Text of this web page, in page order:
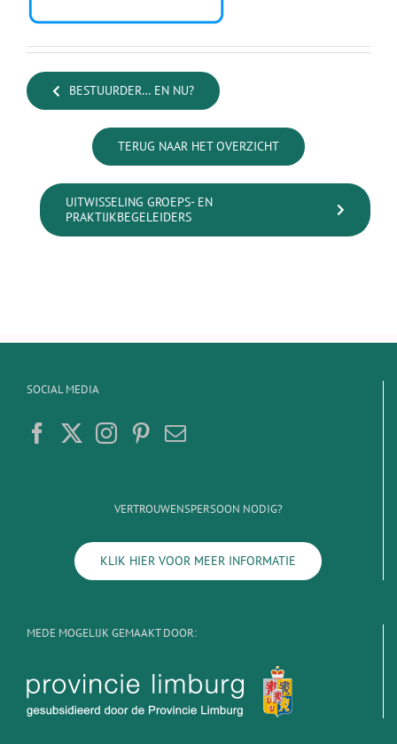
BESTUURDER… EN NU?
TERUG NAAR HET OVERZICHT
UITWISSELING GROEPS- EN
PRAKTIJKBEGELEIDERS
SOCIAL MEDIA
VERTROUWENSPERSOON NODIG?
KLIK HIER VOOR MEER INFORMATIE
MEDE MOGELIJK GEMAAKT DOOR: